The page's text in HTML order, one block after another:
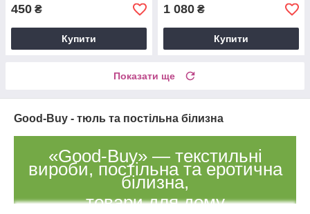
450 ₴
Купити
1 080 ₴
Купити
Показати ще
Good-Buy - тюль та постільна білизна
«Good-Buy» — текстильні
вироби, постільна та еротична
білизна,
товари для дому